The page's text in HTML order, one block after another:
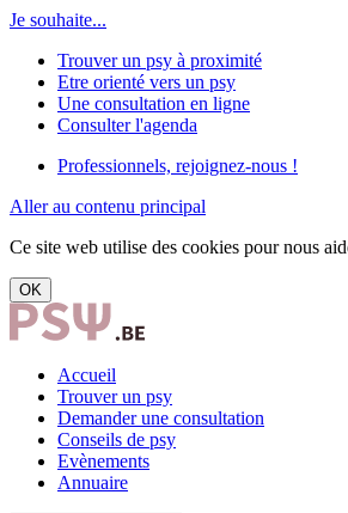
Je souhaite...
Trouver un psy à proximité
Etre orienté vers un psy
Une consultation en ligne
Consulter l'agenda
Professionnels, rejoignez-nous !
Aller au contenu principal
Ce site web utilise des cookies pour nous
OK
Accueil
Trouver un psy
Demander une consultation
Conseils de psy
Evènements
Annuaire